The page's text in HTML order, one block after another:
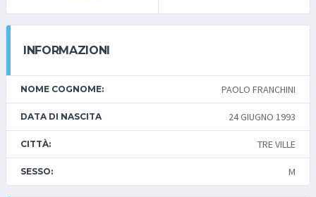
INFORMAZIONI
NOME COGNOME: PAOLO FRANCHINI
DATA DI NASCITA 24 GIUGNO 1993
CITTÀ: TRE VILLE
SESSO: M